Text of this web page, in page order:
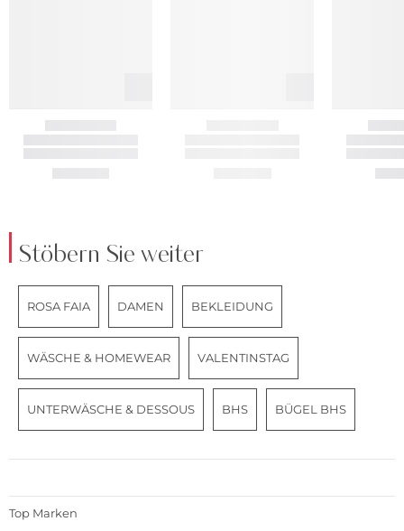
Stöbern Sie weiter
ROSA FAIA DAMEN BEKLEIDUNG
WÄSCHE & HOMEWEAR VALENTINSTAG
UNTERWÄSCHE & DESSOUS BHS BÜGEL BHS
Top Marken